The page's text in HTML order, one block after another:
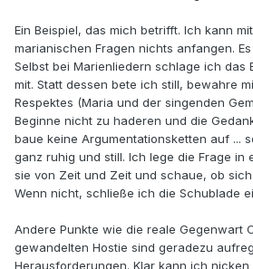
Ein Beispiel, das mich betrifft. Ich kann
marianischen Fragen nichts anfangen.
Selbst bei Marienliedern schlage ich das
mit. Statt dessen bete ich still, bewahre
Respektes (Maria und der singenden
Beginne nicht zu haderen und die
baue keine Argumentationsketten auf ...
ganz ruhig und still. Ich lege die Frage in
sie von Zeit und Zeit und schaue, ob
Wenn nicht, schließe ich die Schublade
Andere Punkte wie die reale Gegenwart
gewandelten Hostie sind geradezu
Herausforderungen. Klar kann ich